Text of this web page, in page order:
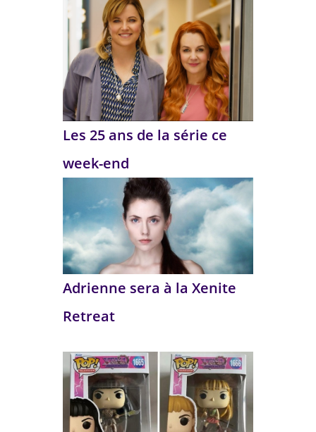
Les 25 ans de la série ce
week-end
Adrienne sera à la Xenite
Retreat